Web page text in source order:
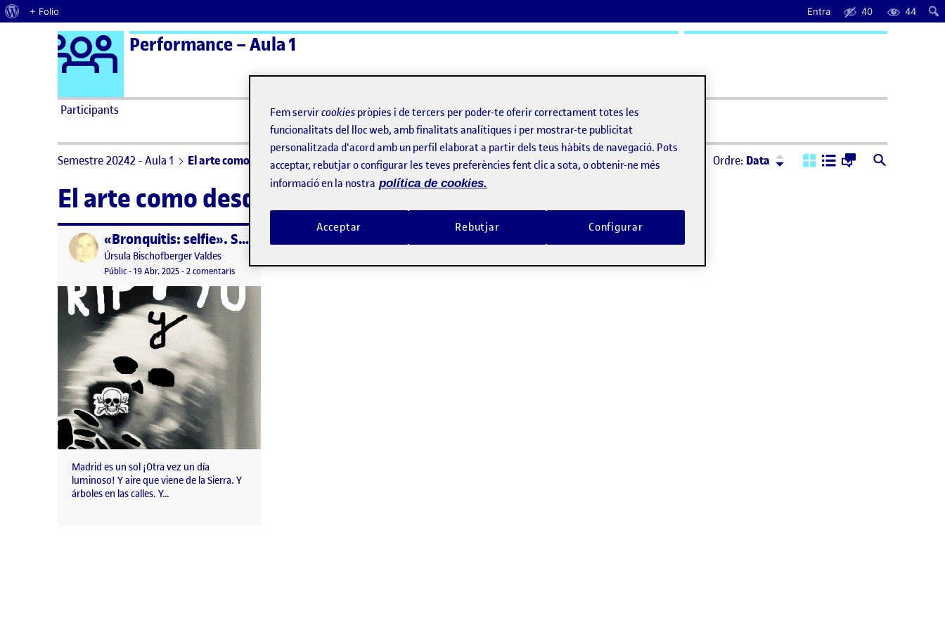
Quant al WordPress
+ Folio Entra 40 44
Saltar al contingut Logo Ágora
Performance – Aula 1
Participants ActiFolios Ajuda
Semestre 20242 - Aula 1 El arte como desdoblamiento superador Ordre: Data Ordre: Descendent
El arte como desdoblamiento superador
Publicat per «Bronquitis: selfie». Selfies de mis enfermedades, dos
Publicat per
Úrsula Bischofberger Valdes
Visibilitat:
Públic-Data de publicació
19 Abr. 202519 abril, 2025 3:04 pm
-2 comentarisa «Bronquitis: selfie». Selfies de mis enfermedades, dos
Madrid es un sol ¡Otra vez un día
luminoso! Y aire que viene de la Sierra. Y
árboles en las calles. Y…
Fem servircookies pròpies i de tercers per poder-te oferir correctament totes les
funcionalitats del lloc web, amb finalitats analítiques i per mostrar-te publicitat
personalitzada d'acord amb un perfil elaborat a partir dels teus hàbits de navegació. Pots
acceptar, rebutjar o configurar les teves preferències fent clic a sota, o obtenir-ne més
informació en la nostra política de cookies.
Rebutjar
Acceptar Configurar